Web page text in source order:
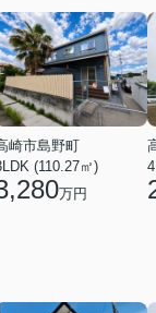
崎市島野町
(110.27㎡)
万円